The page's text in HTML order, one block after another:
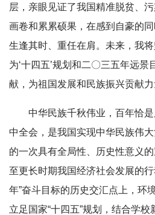
层，亲眼见证了我国精准脱贫、
画卷和累累硕果，在感到自豪的
生逢其时、重任在肩。未来，我
为‘十四五’规划和二〇三五年远
献，为祖国发展和民族振兴贡献力
中华民族千秋伟业，百年恰
中全会，是我国实现中华民族伟
的一次具有全局性、历史性意义
至更长时期我国经济社会发展的
年”奋斗目标的历史交汇点上，环
立足国家“十四五”规划，结合学